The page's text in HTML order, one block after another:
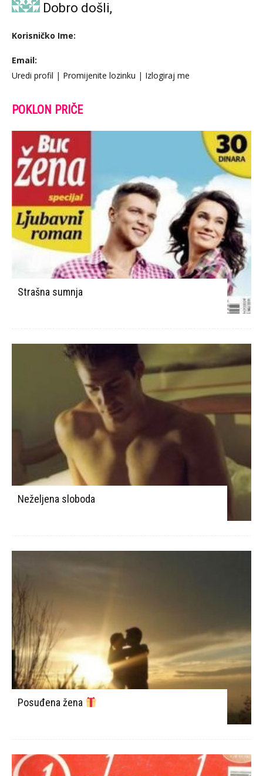
Dobro došli,
Korisničko Ime:
Email:
Uredi profil | Promijenite lozinku | Izlogiraj me
POKLON PRIČE
Strašna sumnja
Neželjena sloboda
Posuđena žena